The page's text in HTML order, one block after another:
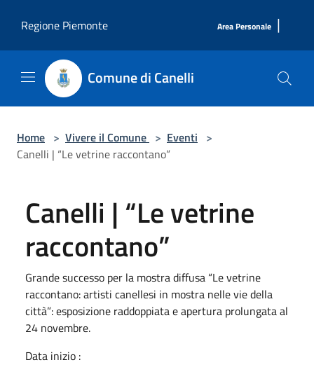
Regione Piemonte
Area Personale |
Comune di Canelli
Home > Vivere il Comune > Eventi >
Canelli | “Le vetrine raccontano”
Canelli | “Le vetrine
raccontano”
Grande successo per la mostra diffusa “Le vetrine
raccontano: artisti canellesi in mostra nelle vie della
città”: esposizione raddoppiata e apertura prolungata al
24 novembre.
Data inizio :